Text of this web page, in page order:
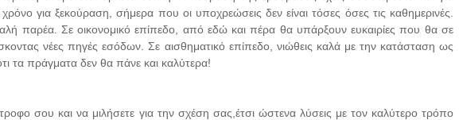
για ξεκούραση, σήμερα που οι υποχρεώσεις δεν είναι τόσες όσες τις καθημερινές.
παρέα. Σε οικονομικό επίπεδο, από εδώ και πέρα θα υπάρξουν ευκαιρίες που θα σε
νέες πηγές εσόδων. Σε αισθηματικό επίπεδο, νιώθεις καλά με την κατάσταση ως
τα πράγματα δεν θα πάνε και καλύτερα!
σου και να μιλήσετε για την σχέση σας,έτσι ώστενα λύσεις με τον καλύτερο τρόπο